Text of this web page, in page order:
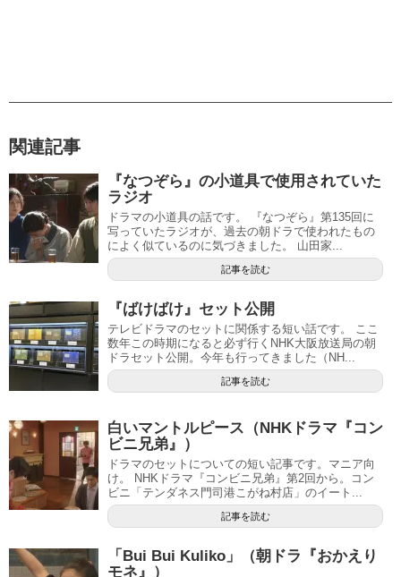
関連記事
『なつぞら』の小道具で使用されていた
ラジオ
ドラマの小道具の話です。 『なつぞら』第135回に
写っていたラジオが、過去の朝ドラで使われたもの
によく似ているのに気づきました。 山田家...
記事を読む
『ばけばけ』セット公開
テレビドラマのセットに関係する短い話です。 ここ
数年この時期になると必ず行くNHK大阪放送局の朝
ドラセット公開。今年も行ってきました（NH...
記事を読む
白いマントルピース（NHKドラマ『コン
ビニ兄弟』）
ドラマのセットについての短い記事です。マニア向
け。 NHKドラマ『コンビニ兄弟』第2回から。コン
ビニ「テンダネス門司港こがね村店」のイート...
記事を読む
「Bui Bui Kuliko」（朝ドラ『おかえり
モネ』）